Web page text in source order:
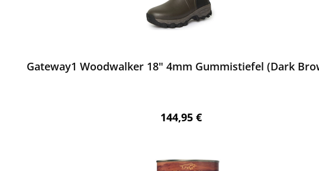
Gateway1 Woodwalker 18" 4mm Gummistiefel (Dark
Regulärer Preis:
144,95 €